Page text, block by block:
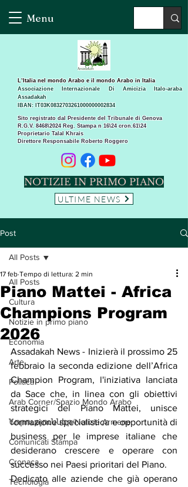
Menu
Sito registrato dal Presidente del Tribunale di Genova
R.G.V. 8468\2024 Reg. Stampa n 16\24 cron.61\24 ​
Proprietario Talal Khrais
Direttore Responsabile Roberto Roggero
L’Italia nel mondo Arabo e il mondo Arabo in Italia
Associazione Internazionale Di Amicizia Italo-araba
Assadakah
IBAN: IT03K0832703261000000002834
NOTIZIE IN PRIMO PIANO
ULTIME NEWS
Post
All Posts
Cultura
Notizie in primo piano
Economia
Arte
Politica
Arab Corner/Spazio Mondo Arabo
Նորություններ/Notizie Armene
Comunicati Stampa
Cronaca
Tecnologia
All Posts
Piano Mattei - Africa
Champions Program
2026
17 feb Tempo di lettura: 2 min
Assadakah News - Inizierà il prossimo 25
febbraio la seconda edizione dell’Africa
Champion Program, l'iniziativa lanciata
da Sace che, in linea con gli obiettivi
strategici del Piano Mattei, unisce
formazione specialistica e opportunità di
business per le imprese italiane che
desiderano crescere e operare con
successo nei Paesi prioritari del Piano.
Dedicato alle aziende che già operano